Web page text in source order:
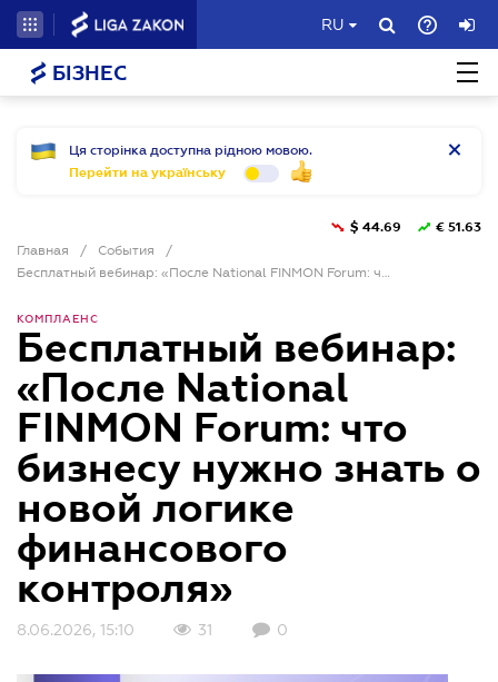
RU
БІЗНЕС
Ця сторінка доступна рідною мовою.
Перейти на українську
Главная / События
/
Бесплатный вебинар: «После National FINMON Forum: что бизнесу нужно знать о новой логике финансового контроля»
$ 44.69 € 51.63
КОМПЛАЕНС
Бесплатный вебинар:
«После National
FINMON Forum: что
бизнесу нужно знать о
новой логике
финансового
контроля»
8.06.2026, 15:10 31 0